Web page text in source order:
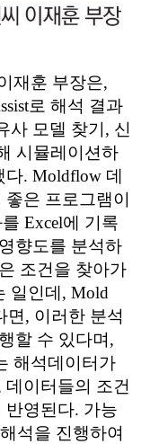
재훈 부장은,
로 해석 결과
사 모델 찾기, 신
시뮬레이션하
다. Moldflow 데
은 프로그램이
Excel에 기록
향도를 분석하
조건을 찾아가
일인데, Mold
면, 이러한 분석
할 수 있다며,
해석데이터가
이터들의 조건
반영된다. 가능
석을 진행하여